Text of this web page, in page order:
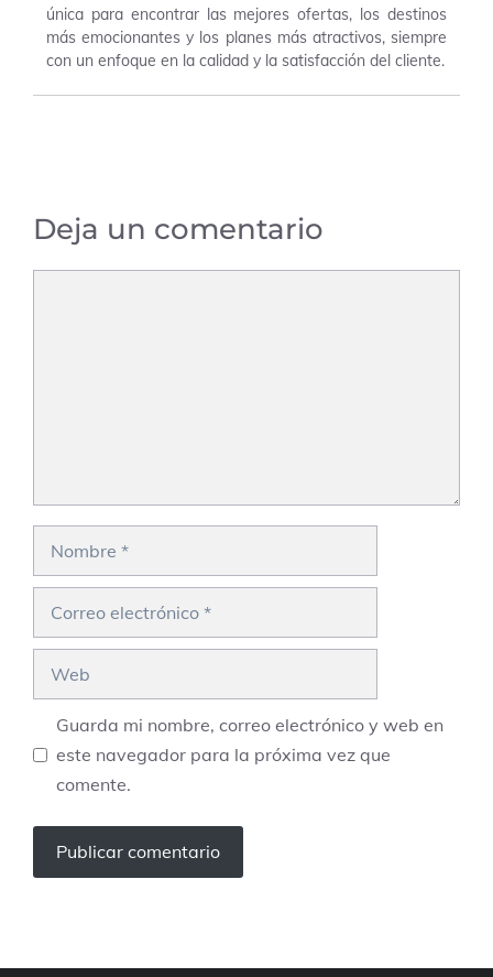
única para encontrar las mejores ofertas, los destinos
más emocionantes y los planes más atractivos, siempre
con un enfoque en la calidad y la satisfacción del cliente.
Deja un comentario
Guarda mi nombre, correo electrónico y web en
este navegador para la próxima vez que
comente.